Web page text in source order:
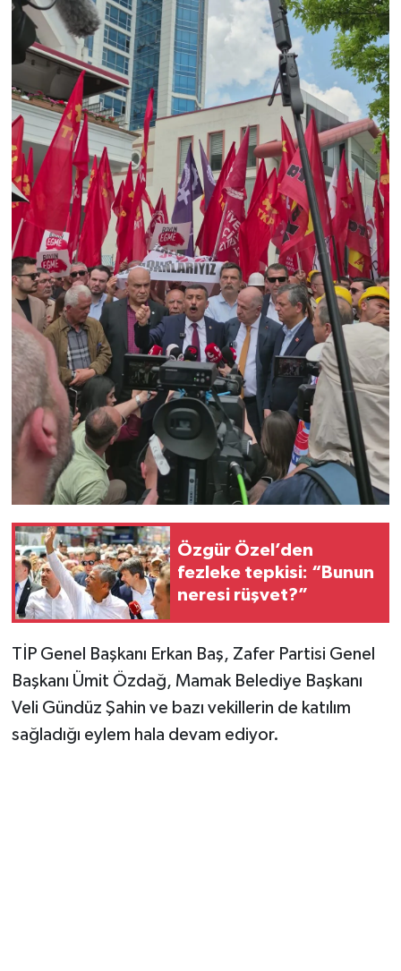
Özgür Özel’den
fezleke tepkisi: “Bunun
neresi rüşvet?”
TİP Genel Başkanı Erkan Baş, Zafer Partisi Genel
Başkanı Ümit Özdağ, Mamak Belediye Başkanı
Veli Gündüz Şahin ve bazı vekillerin de katılım
sağladığı eylem hala devam ediyor.